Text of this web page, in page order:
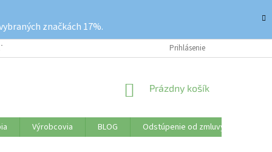
značkách 17%.
O NÁKUPE VRÁTENIE TOVARU
Prihlásenie
NÁKUPNÝ
Prázdny košík
Výrobcovia BLOG Odstúpenie od zmluvy